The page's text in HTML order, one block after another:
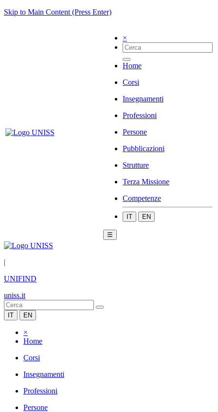
Skip to Main Content (Press Enter)
×
Home
Corsi
Insegnamenti
Professioni
Persone
Pubblicazioni
Strutture
Terza Missione
Competenze
IT EN
☰
|
UNIFIND
uniss.it
IT EN
×
Home
Corsi
Insegnamenti
Professioni
Persone